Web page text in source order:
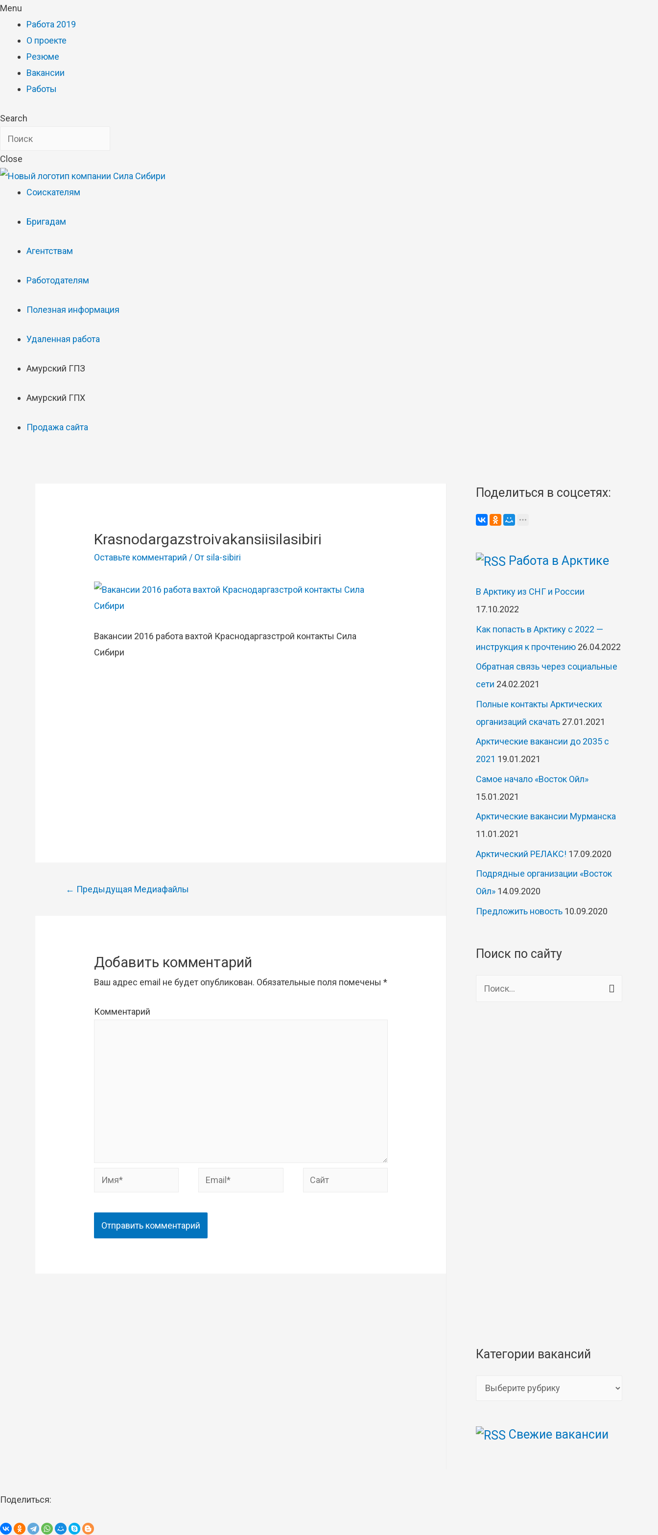
Menu
Работа 2019
О проекте
Резюме
Вакансии
Работы
Search
Close
Соискателям
Бригадам
Агентствам
Работодателям
Полезная информация
Удаленная работа
Амурский ГПЗ
Амурский ГПХ
Продажа сайта
Krasnodargazstroivakansiisilasibiri
Оставьте комментарий / От sila-sibiri
Вакансии 2016 работа вахтой Краснодаргазстрой контакты Сила
Сибири
Навигация
← Предыдущая Медиафайлы
Добавить комментарий
Ваш адрес email не будет опубликован. Обязательные поля помечены*
Комментарий
Имя* Email* Сайт
Поделиться в соцсетях:
Работа в Арктике
В Арктику из СНГ и России
17.10.2022
Как попасть в Арктику с 2022 —
инструкция к прочтению 26.04.2022
Обратная связь через социальные
сети 24.02.2021
Полные контакты Арктических
организаций скачать 27.01.2021
Арктические вакансии до 2035 с
2021 19.01.2021
Самое начало «Восток Ойл»
15.01.2021
Арктические вакансии Мурманска
11.01.2021
Арктический РЕЛАКС! 17.09.2020
Подрядные организации «Восток
Ойл» 14.09.2020
Предложить новость 10.09.2020
Поиск по сайту
Категории вакансий
е
Свежие вакансии
Поделиться: